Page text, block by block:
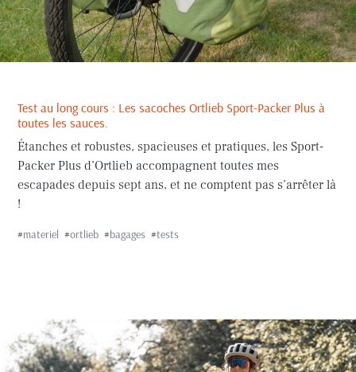
Test au long cours : Les sacoches Ortlieb Sport-Packer Plus à
toutes les sauces.
Étanches et robustes, spacieuses et pratiques, les Sport-
Packer Plus d’Ortlieb accompagnent toutes mes
escapades depuis sept ans, et ne comptent pas s’arrêter là
!
#materiel #ortlieb #bagages #tests